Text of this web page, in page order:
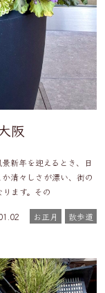
阪
新年を迎えるとき、日
清々しさが漂い、街の
ます。その
お正月 散歩道